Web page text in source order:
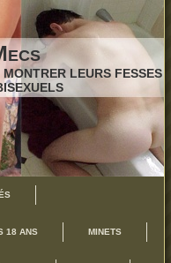
LEURS FESSES
18 ANS MINETS